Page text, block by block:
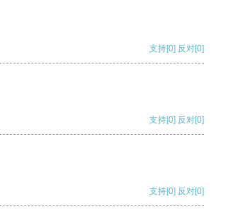
支持[0] 反对[0]
支持[0] 反对[0]
支持[0] 反对[0]